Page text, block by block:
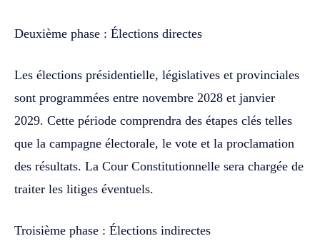
Deuxième phase : Élections directes
Les élections présidentielle, législatives et provinciales
sont programmées entre novembre 2028 et janvier
2029. Cette période comprendra des étapes clés telles
que la campagne électorale, le vote et la proclamation
des résultats. La Cour Constitutionnelle sera chargée de
traiter les litiges éventuels.
Troisième phase : Élections indirectes